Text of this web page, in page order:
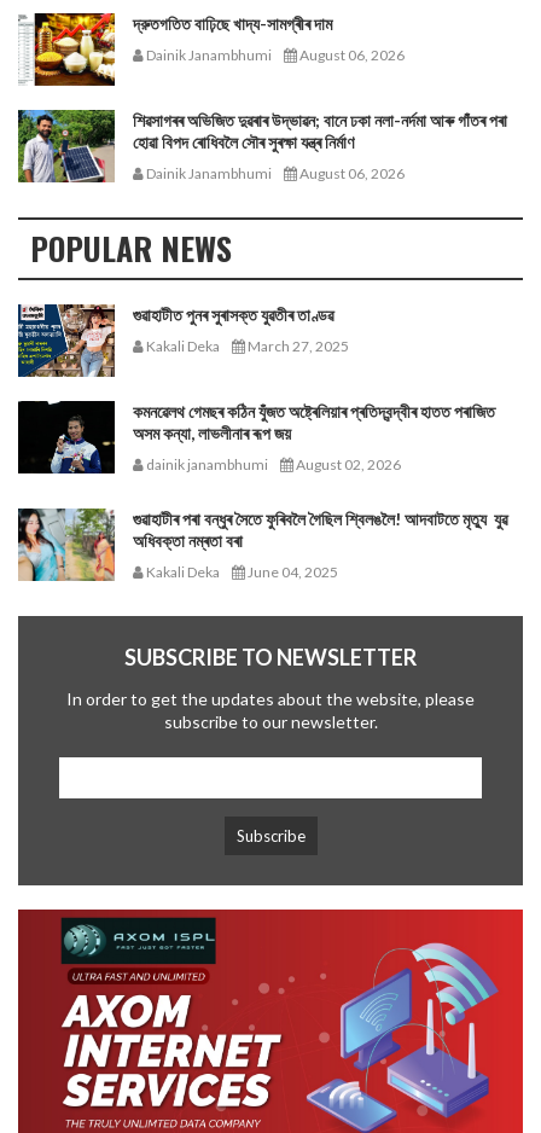
দ্রুতগতিত বাঢ়িছে খাদ্য-সামগ্ৰীৰ দাম
Dainik Janambhumi August 06, 2026
শিৱসাগৰৰ অভিজিত দুৱৰাৰ উদ্ভাৱন; বানে ঢকা নলা-নৰ্দমা আৰু গাঁতৰ পৰা
হোৱা বিপদ ৰোধিবলৈ সৌৰ সুৰক্ষা যন্ত্ৰ নিৰ্মাণ
Dainik Janambhumi August 06, 2026
POPULAR NEWS
গুৱাহাটীত পুনৰ সুৰাসক্ত যুৱতীৰ তাণ্ডৱ
Kakali Deka March 27, 2025
কমনৱেলথ গেমছৰ কঠিন যুঁজত অষ্ট্ৰেলিয়াৰ প্ৰতিদ্বন্দ্বীৰ হাতত পৰাজিত
অসম কন্যা, লাভলীনাৰ ৰূপ জয়
dainik janambhumi August 02, 2026
গুৱাহাটীৰ পৰা বন্ধুৰ সৈতে ফুৰিবলৈ গৈছিল শ্বিলঙলৈ! আদবাটতে মৃত্যু যুৱ
অধিবক্তা নম্ৰতা বৰা
Kakali Deka June 04, 2025
SUBSCRIBE TO NEWSLETTER
In order to get the updates about the website, please
subscribe to our newsletter.